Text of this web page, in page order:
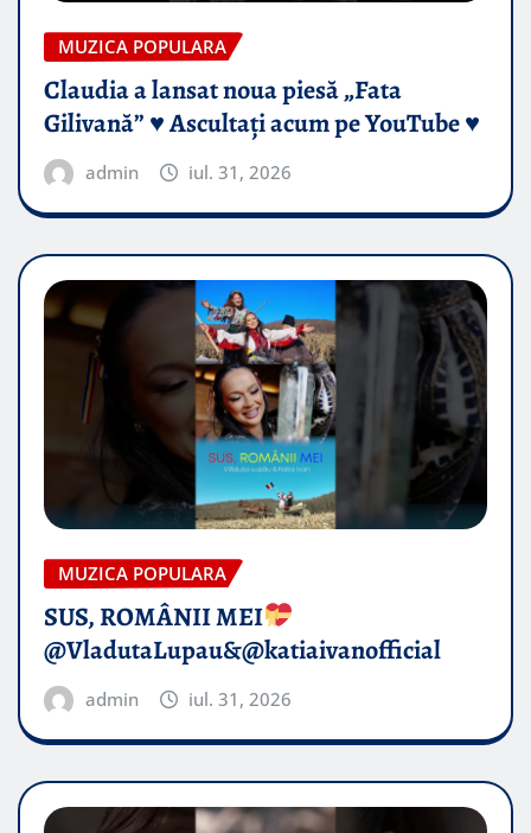
MUZICA POPULARA
Claudia a lansat noua piesă „Fata
Gilivană” ♥️ Ascultați acum pe YouTube ♥️
admin iul. 31, 2026
MUZICA POPULARA
SUS, ROMÂNII MEI
@VladutaLupau&@katiaivanofficial
admin iul. 31, 2026